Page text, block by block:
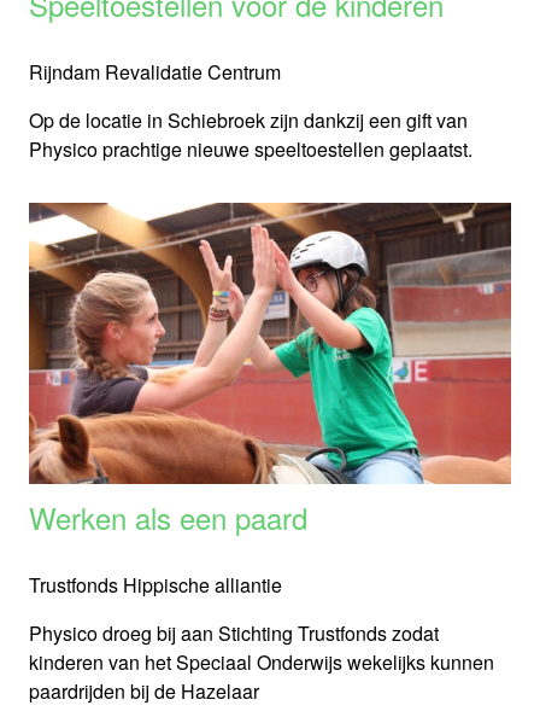
Rijndam Revalidatie Centrum
Op de locatie in Schiebroek zijn dankzij een gift van
Physico prachtige nieuwe speeltoestellen geplaatst.
Werken als een paard
Trustfonds Hippische alliantie
Physico droeg bij aan Stichting Trustfonds zodat
kinderen van het Speciaal Onderwijs wekelijks kunnen
paardrijden bij de Hazelaar